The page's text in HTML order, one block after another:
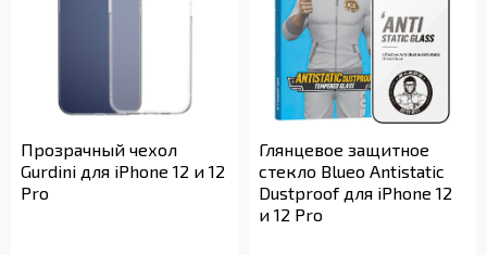
Прозрачный чехол
Gurdini для iPhone 12 и 12
Pro
Глянцевое защитное
стекло Blueo Antistatic
Dustproof для iPhone 12
и 12 Pro